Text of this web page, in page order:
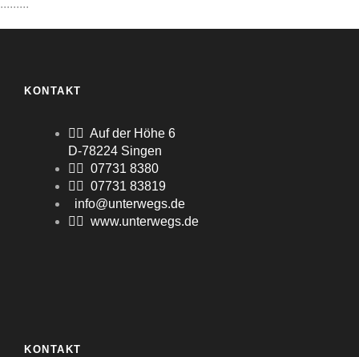
.........
KONTAKT
Auf der Höhe 6
D-78224 Singen
07731 8380
07731 83819
info@unterwegs.de
www.unterwegs.de
KONTAKT